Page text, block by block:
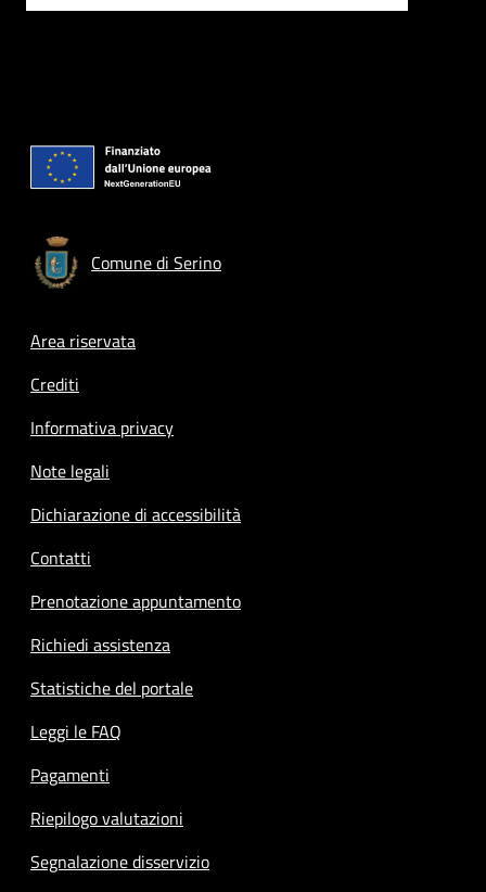
Comune di Serino
Footer menu
Area riservata
Crediti
Informativa privacy
Note legali
Dichiarazione di accessibilità
Contatti
Prenotazione appuntamento
Richiedi assistenza
Statistiche del portale
Leggi le FAQ
Pagamenti
Riepilogo valutazioni
Segnalazione disservizio